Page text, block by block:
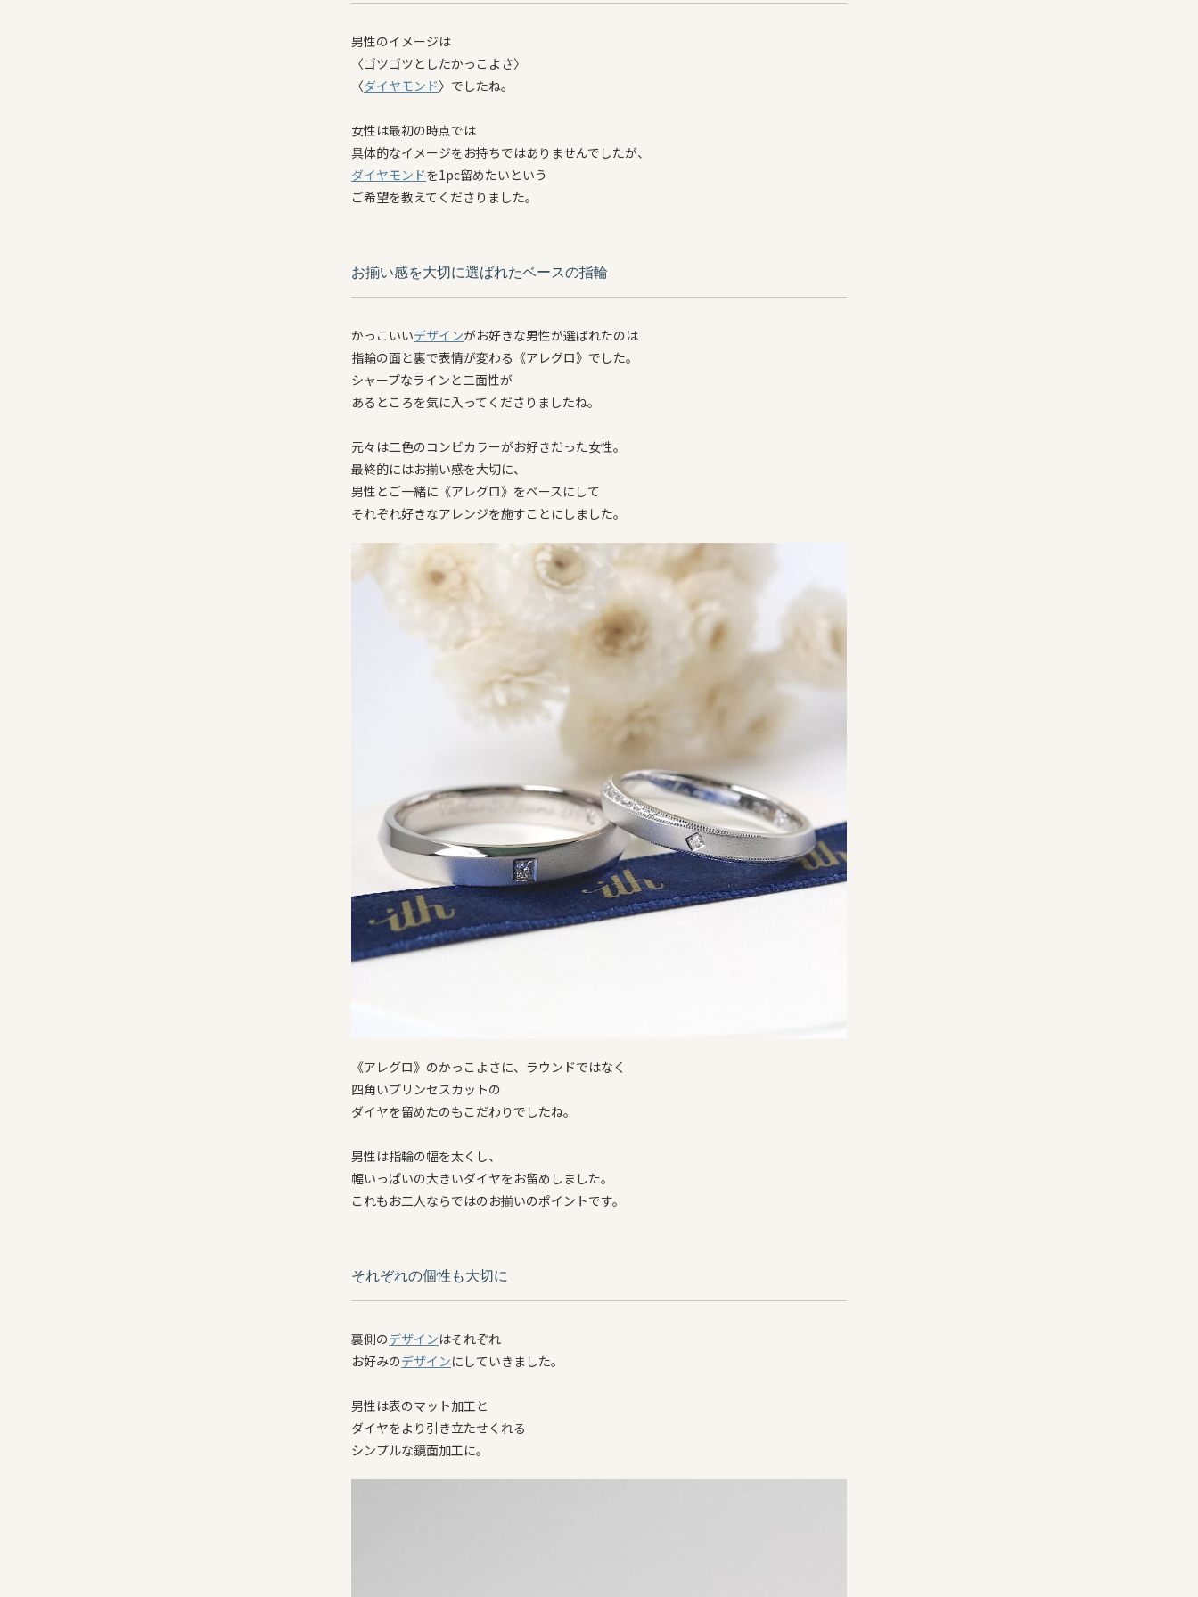
男性のイメージは
〈ゴツゴツとしたかっこよさ〉
〈ダイヤモンド〉でしたね。
女性は最初の時点では
具体的なイメージをお持ちではありませんでしたが、
ダイヤモンドを1pc留めたいという
ご希望を教えてくださりました。
お揃い感を大切に選ばれたベースの指輪
かっこいいデザインがお好きな男性が選ばれたのは
指輪の面と裏で表情が変わる《アレグロ》でした。
シャープなラインと二面性が
あるところを気に入ってくださりましたね。
元々は二色のコンビカラーがお好きだった女性。
最終的にはお揃い感を大切に、
男性とご一緒に《アレグロ》をベースにして
それぞれ好きなアレンジを施すことにしました。
《アレグロ》のかっこよさに、ラウンドではなく
四角いプリンセスカットの
ダイヤを留めたのもこだわりでしたね。
男性は指輪の幅を太くし、
幅いっぱいの大きいダイヤをお留めしました。
これもお二人ならではのお揃いのポイントです。
それぞれの個性も大切に
裏側のデザインはそれぞれ
お好みのデザインにしていきました。
男性は表のマット加工と
ダイヤをより引き立たせくれる
シンプルな鏡面加工に。